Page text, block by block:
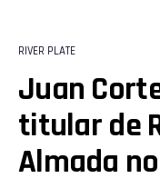
RIVER PLATE
Juan
titular de
Almada